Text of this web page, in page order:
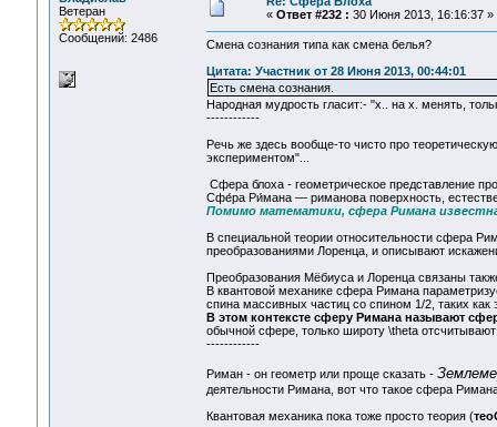
Ветеран
Сообщений: 2486
« Ответ #232 : 30 Июня 2013, 16:16:37 »
Смена сознания типа как смена белья?
Цитата: Участник от 28 Июня 2013, 00:44:01
Есть смена сознания.
Народная мудрость гласит:- "х.. на х. менять,
------------
Речь же здесь вообще-то чисто про
экспериментом"...
Сфера блоха - геометрическое представление
Сфе́ра Ри́мана — риманова поверхность,
Помимо математики, сфера Римана
В специальной теории относительности сфера
преобразованиями Лоренца, и описывают
Преобразования Мёбиуса и Лоренца связаны
В квантовой механике сфера Римана
спина массивных частиц со спином 1/2, таких как
В этом контексте сферу Римана называют
обычной сфере, только широту \theta
------------
Риман - он геометр или проще сказать -
деятельности Римана, вот что такое сфера
Квантовая механика пока тоже просто теория (